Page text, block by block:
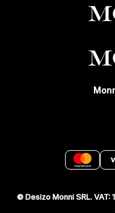
© Desizo Monni SRL.